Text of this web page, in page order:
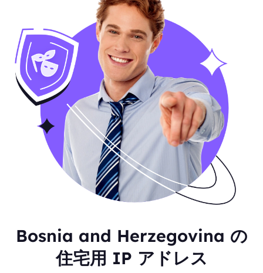
Bosnia and Herzegovina の
住宅用 IP アドレス